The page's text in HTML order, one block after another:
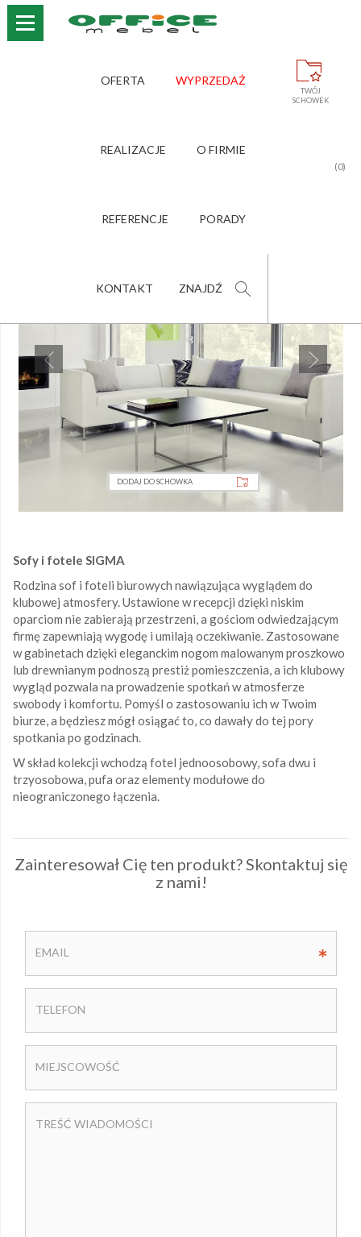
OFERTA WYPRZEDAŻ
REALIZACJE O FIRMIE
REFERENCJE PORADY
KONTAKT ZNAJDŹ
TWÓJ
SCHOWEK
(0)
SOFY, KANAPY, POCZEKALNIA ›
DODAJ DO SCHOWKA
Sofy i fotele SIGMA
Rodzina sof i foteli biurowych nawiązująca wyglądem do
klubowej atmosfery. Ustawione w recepcji dzięki niskim
oparciom nie zabierają przestrzeni, a gościom odwiedzającym
firmę zapewniają wygodę i umilają oczekiwanie. Zastosowane
w gabinetach dzięki eleganckim nogom malowanym proszkowo
lub drewnianym podnoszą prestiż pomieszczenia, a ich klubowy
wygląd pozwala na prowadzenie spotkań w atmosferze
swobody i komfortu. Pomyśl o zastosowaniu ich w Twoim
biurze, a będziesz mógł osiągać to, co dawały do tej pory
spotkania po godzinach.
W skład kolekcji wchodzą fotel jednoosobowy, sofa dwu i
trzyosobowa, pufa oraz elementy modułowe do
nieograniczonego łączenia.
Zainteresował Cię ten produkt? Skontaktuj się
z nami!